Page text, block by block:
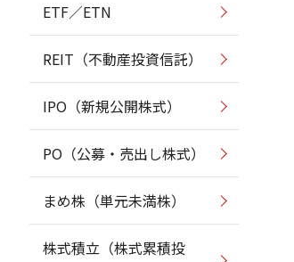
ETF／ETN
REIT（不動産投資信託）
IPO（新規公開株式）
PO（公募・売出し株式）
まめ株（単元未満株）
株式積立（株式累積投